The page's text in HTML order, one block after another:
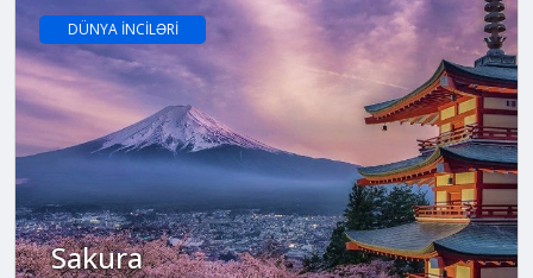
DÜNYA İNCİLƏRİ
Sakura